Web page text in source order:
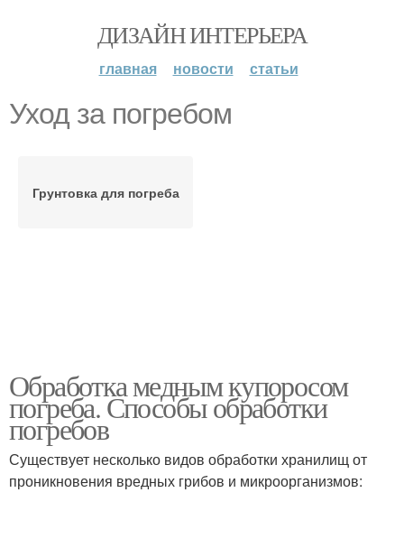
ДИЗАЙН ИНТЕРЬЕРА
главная новости статьи
Уход за погребом
Грунтовка для погреба
Обработка медным купоросом
погреба. Способы обработки
погребов
Существует несколько видов обработки хранилищ от
проникновения вредных грибов и микроорганизмов: